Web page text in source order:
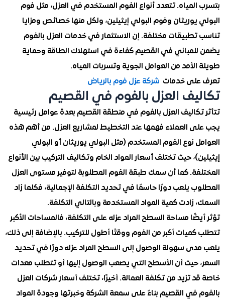
تتعدد أنواع الفوم المستخدم في العزل، مثل فوم
يوريثان وفوم البولي إيثيلين، ولكل منها خصائص ومزايا
مختلفة. إن الاستثمار في خدمات العزل بالفوم
في القصيم كفاءة في استهلاك الطاقة وحماية
من العوامل الجوية وتسربات المياه.
خدمات شركة عزل فوم بالرياض
العزل بالفوم في القصيم
العزل بالفوم في منطقة القصيم بعدة عوامل رئيسية
العملاء فهمها عند التخطيط لمشاريع العزل. من أهم هذه
نوع الفوم المستخدم (مثل البولي يوريثان أو البولي
حيث تختلف أسعار المواد الخام وتكاليف التركيب بين الأنواع
كما أن سمك طبقة الفوم المطلوبة لتوفير مستوى العزل
يلعب دورًا حاسمًا في تحديد التكلفة الإجمالية، فكلما زاد
زادت كمية المواد المستخدمة وبالتالي التكلفة.
مساحة السطح المراد عزله على التكلفة، فالمساحات الأكبر
أكبر من الفوم ووقتًا أطول للتركيب. بالإضافة إلى ذلك،
سهولة الوصول إلى السطح المراد عزله دورًا في تحديد
حيث أن الأسطح التي يصعب الوصول إليها أو تتطلب معدات
تزيد من تكلفة العمالة. أخيرًا، تختلف أسعار شركات العزل
في القصيم بناءً على سمعة الشركة وخبرتها وجودة المواد